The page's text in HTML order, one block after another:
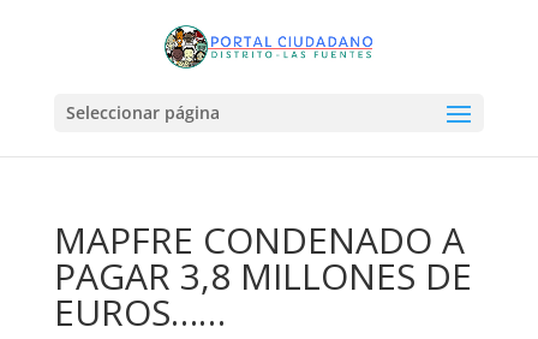
Seleccionar página
MAPFRE CONDENADO A
PAGAR 3,8 MILLONES DE
EUROS……